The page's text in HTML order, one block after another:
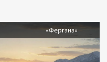
«Фергана»